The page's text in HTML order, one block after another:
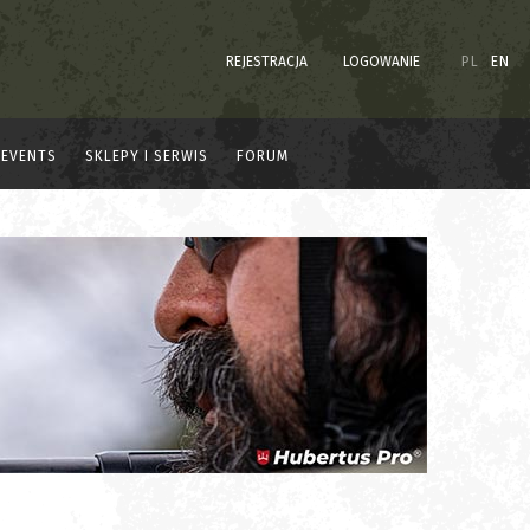
REJESTRACJA LOGOWANIE PL EN
EVENTS SKLEPY I SERWIS FORUM